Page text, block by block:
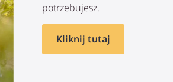
potrzebujesz.
Kliknij tutaj